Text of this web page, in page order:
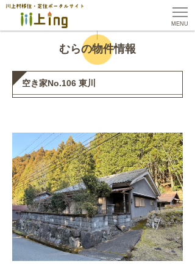
MENU
むらの物件情報
空き家No.106 東川